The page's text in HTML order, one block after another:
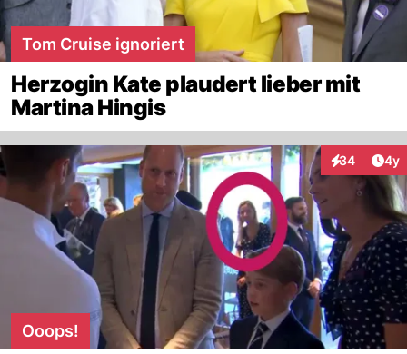
Tom Cruise ignoriert
Herzogin Kate plaudert lieber mit
Martina Hingis
34
Interaktionen
4y
Ooops!